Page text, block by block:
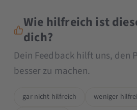
Wie hilfreich ist
dich?
Dein Feedback hilft uns, den
besser zu machen.
gar nicht hilfreich weniger